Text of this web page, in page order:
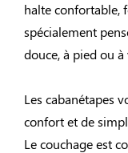
halte confortable,
spécialement
douce, à pied ou
Les cabanétapes
confort et de
Le couchage est